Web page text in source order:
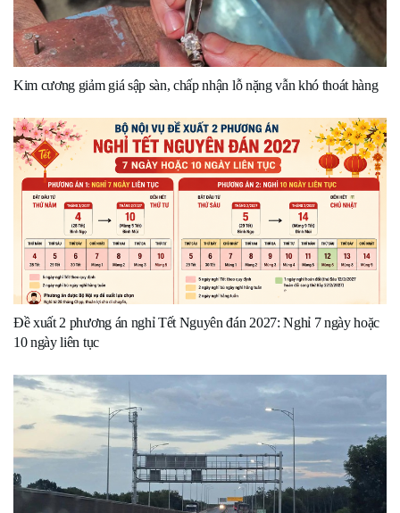
Kim cương giảm giá sập sàn, chấp nhận lỗ nặng vẫn khó thoát hàng
Đề xuất 2 phương án nghỉ Tết Nguyên đán 2027: Nghỉ 7 ngày hoặc
10 ngày liên tục